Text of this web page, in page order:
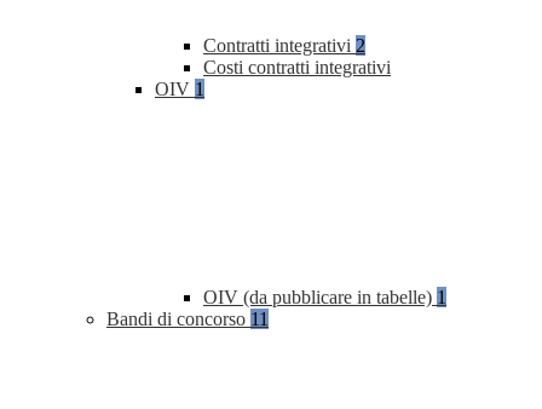
Contratti integrativi 2
Costi contratti integrativi
OIV 1
OIV (da pubblicare in tabelle) 1
Bandi di concorso 11